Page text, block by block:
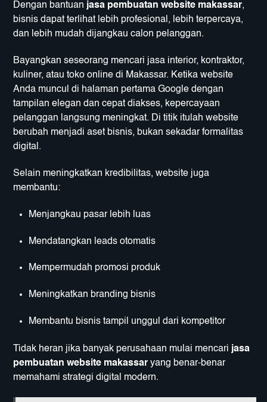
Dengan bantuan jasa pembuatan website makassar,
bisnis dapat terlihat lebih profesional, lebih terpercaya,
dan lebih mudah dijangkau calon pelanggan.
Bayangkan seseorang mencari jasa interior, kontraktor,
kuliner, atau toko online di Makassar. Ketika website
Anda muncul di halaman pertama Google dengan
tampilan elegan dan cepat diakses, kepercayaan
pelanggan langsung meningkat. Di titik itulah website
berubah menjadi aset bisnis, bukan sekadar formalitas
digital.
Selain meningkatkan kredibilitas, website juga
membantu:
Menjangkau pasar lebih luas
Mendatangkan leads otomatis
Mempermudah promosi produk
Meningkatkan branding bisnis
Membantu bisnis tampil unggul dari kompetitor
Tidak heran jika banyak perusahaan mulai mencari jasa
pembuatan website makassar yang benar-benar
memahami strategi digital modern.